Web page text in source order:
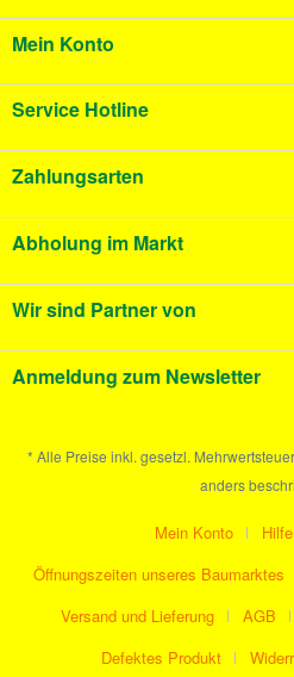
Mein Konto
Service Hotline
Zahlungsarten
Abholung im Markt
Wir sind Partner von
Anmeldung zum Newsletter
* Alle Preise inkl. gesetzl.
anders
Mein Konto
Öffnungszeiten unseres Baumarktes
Versand und Lieferung
AGB
Defektes Produkt